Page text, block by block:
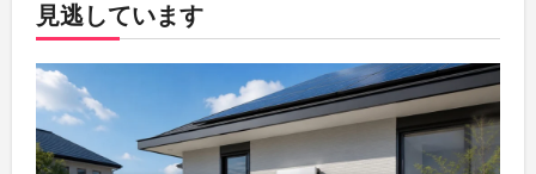
見逃しています